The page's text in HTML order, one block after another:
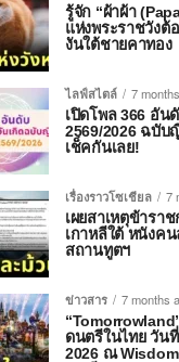
รู้จัก “ผ้าผ้า
แห่งพระราชวังต้
งันใต้ชายคาทอง
ไลฟ์สไตล์
7
เปิดโพล 366 อัน
2569/2026 ฉบับ
เช็คกันเลย!
เรื่องราวโซเชียล
7
เผยสาเหตุข้ารา
เกาหลีใต้ หนังค
สถานทูตฯ
ข่าวสาร
7 months
ดนตรีในไทย วัน
2026 ณ